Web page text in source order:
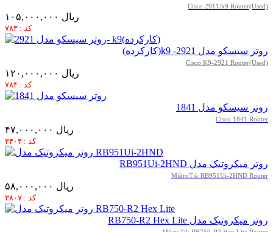
Cisco 2911/k9 Router(Used)
۱۰۵,۰۰۰,۰۰۰ ریال
کد : ۷۸۳
روتر سیسکو مدل 2921- k9(کارکرده)
Cisco K9-2921 Router(Used)
۱۲۰,۰۰۰,۰۰۰ ریال
کد : ۷۸۴
روتر سیسکو مدل 1841
Cisco 1841 Router
۴۷,۰۰۰,۰۰۰ ریال
کد : ۳۴۰۴
روتر میکروتیک مدل RB951Ui-2HND
MikroTik RB951Ui-2HND Router
۵۸,۰۰۰,۰۰۰ ریال
کد : ۳۸۰۷
روتر میکروتیک مدل RB750-R2 Hex Lite